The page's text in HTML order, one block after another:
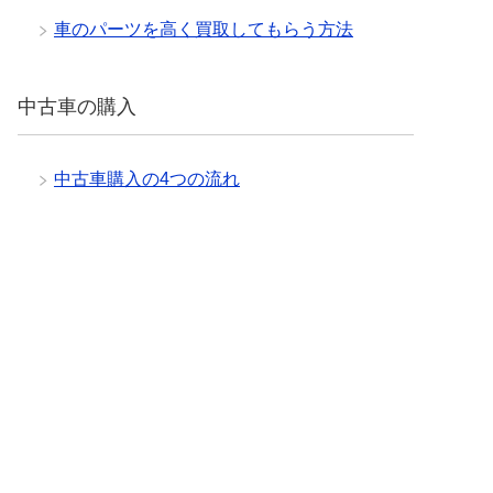
車のパーツを高く買取してもらう方法
中古車の購入
中古車購入の4つの流れ